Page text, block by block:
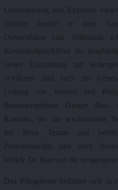
Unterstützung und Expertise
Hierbei dankte er dem
Ostwestfalen und Volksbank
Konsortialgeschäftes die
neuen Einrichtung mit
erwähnen sind auch der
Leitung von Werner und
Bauunternehmen Dinger
Kassnitz, die die wechselnden
mit ihren Teams und
Professionalität und auch
blickte Dr. Baer auf die
Das Pflegeheim befindet sich in